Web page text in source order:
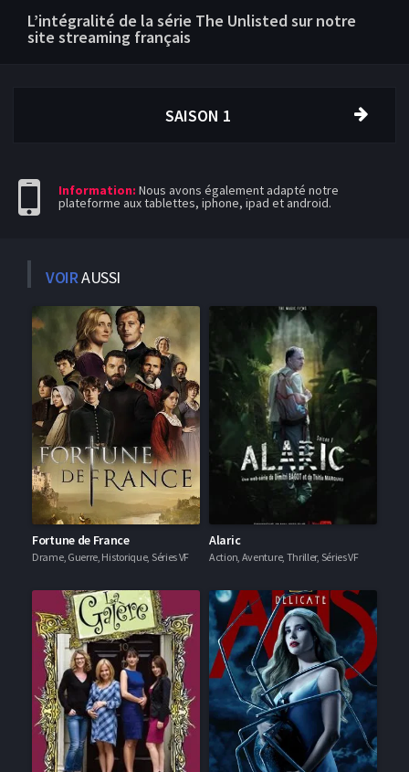
L’intégralité de la série The Unlisted sur notre
site streaming français
SAISON 1
Information: Nous avons également adapté notre
plateforme aux tablettes, iphone, ipad et android.
VOIRAUSSI
Fortune de France
Drame, Guerre, Historique, Séries VF
Alaric
Action, Aventure, Thriller, Séries VF